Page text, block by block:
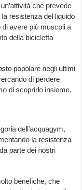
che prevede
resistenza del liquido
di avere più muscoli a
della bicicletta
popolare negli ultimi
di perdere
di scoprirlo insieme.
dell’acquagym,
la resistenza
parte dei nostri
benefiche, che